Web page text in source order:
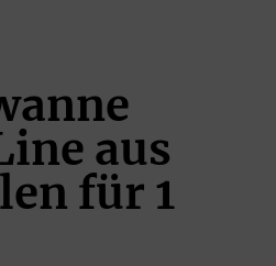
aus
für 1